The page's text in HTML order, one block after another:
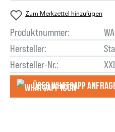
Zum Merkzettel hinzufügen
Produktnummer:
Hersteller:
Hersteller-Nr.:
Über WhatsApp